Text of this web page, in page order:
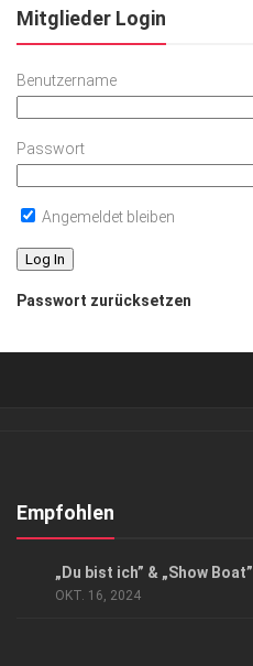
Mitglieder Login
Benutzername
Passwort
Angemeldet bleiben
Passwort zurücksetzen
Kontakt, Impressum
Empfohlen
„Du bist ich” & „Show Boat”
OKT. 16, 2024